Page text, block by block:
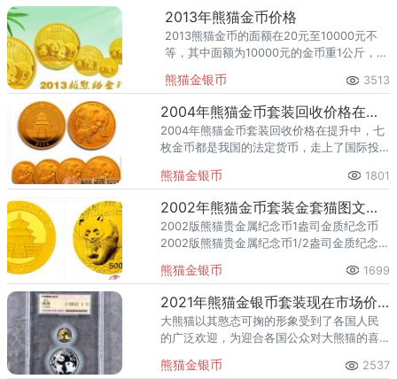
的价格达
2013年熊猫金币价格
2013熊猫金币的面额在20元至10000元不
等，其中面额为10000元的金币重1公斤，金
面额的金币发行量最少，最大发行量为500
枚。
熊猫金银币 3513
2004年熊猫金币套装回收价格在持续上涨
2004年熊猫金币套装回收价格在提升中，七
枚金币都是我国的法定货币，走上了国际投
熊猫金银币 1801
2002年熊猫金币套装金套猫图文鉴赏
2002版熊猫贵金属纪念币1盎司金质纪念币
2002版熊猫贵金属纪念币1/2盎司金质纪念币
熊猫金银币 1699
2021年熊猫金银币套装现在市场价 2021年熊猫金银币收藏价值
大熊猫以其憨态可掬的形象受到了各国人民
的广泛欢迎，为迎合各国公众对大熊猫的喜
题发行中国熊猫金银币。从1982年开始到现
熊猫金银币 2537